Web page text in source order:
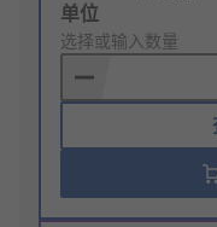
Add
to
Basket
单位
选择或输入数量